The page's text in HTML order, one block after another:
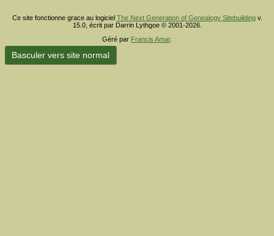
Ce site fonctionne grace au logiciel The Next Generation of Genealogy Sitebuildingv.
15.0, écrit par Darrin Lythgoe © 2001-2026.
Géré par Francis Amar.
Basculer vers site normal